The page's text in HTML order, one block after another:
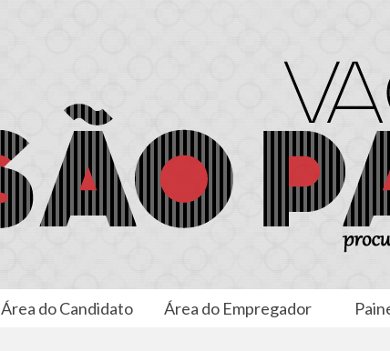
Área do Candidato Área do Empregador